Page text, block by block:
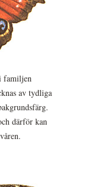
familjen
av tydliga
därför kan